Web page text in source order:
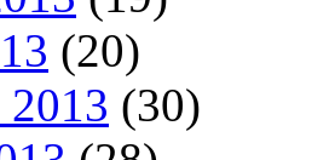
(20)
(30)